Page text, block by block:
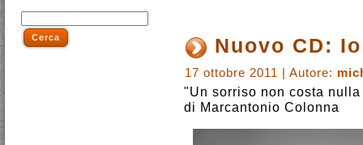
Nuovo CD:
17 ottobre 2011 | Autore:
"Un sorriso non costa
di Marcantonio Colonna